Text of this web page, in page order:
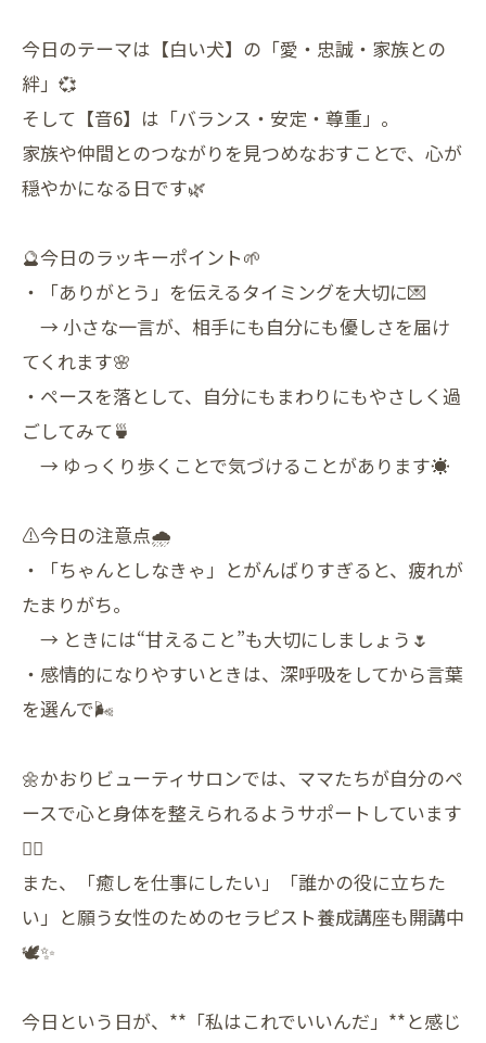
今日のテーマは【白い犬】の「愛・忠誠・家族との
絆」💞
そして【音6】は「バランス・安定・尊重」。
家族や仲間とのつながりを見つめなおすことで、心が
穏やかになる日です🌿
🔮今日のラッキーポイント🌱
・「ありがとう」を伝えるタイミングを大切に💌
→ 小さな一言が、相手にも自分にも優しさを届け
てくれます🌸
・ペースを落として、自分にもまわりにもやさしく過
ごしてみて🍵
→ ゆっくり歩くことで気づけることがあります☀️
⚠️今日の注意点🌧
・「ちゃんとしなきゃ」とがんばりすぎると、疲れが
たまりがち。
→ ときには“甘えること”も大切にしましょう🌷
・感情的になりやすいときは、深呼吸をしてから言葉
を選んで🌬
🌼かおりビューティサロンでは、ママたちが自分のペ
ースで心と身体を整えられるようサポートしています
💆‍♀️
また、「癒しを仕事にしたい」「誰かの役に立ちた
い」と願う女性のためのセラピスト養成講座も開講中
🕊✨
今日という日が、**「私はこれでいいんだ」**と感じ